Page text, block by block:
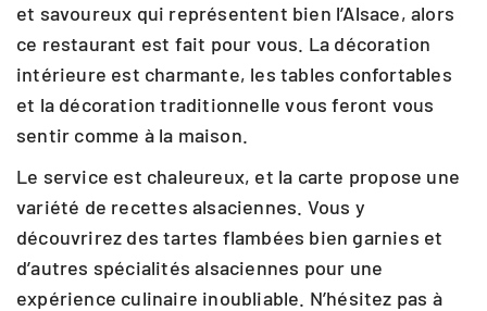
et savoureux qui représentent bien l’Alsace, alors
ce restaurant est fait pour vous. La décoration
intérieure est charmante, les tables confortables
et la décoration traditionnelle vous feront vous
sentir comme à la maison.
Le service est chaleureux, et la carte propose une
variété de recettes alsaciennes. Vous y
découvrirez des tartes flambées bien garnies et
d’autres spécialités alsaciennes pour une
expérience culinaire inoubliable. N’hésitez pas à